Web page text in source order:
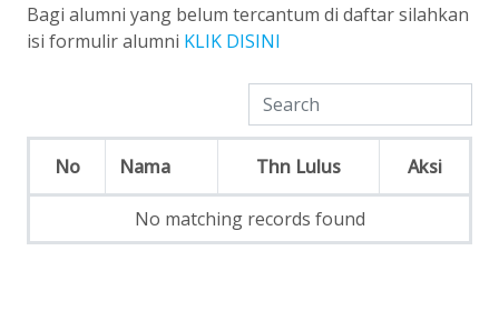
Bagi alumni yang belum tercantum di daftar silahkan
isi formulir alumni KLIK DISINI
No Nama Thn Lulus Aksi
No matching records found